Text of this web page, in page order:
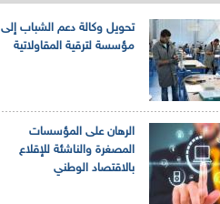
تحويل وكالة دعم الشباب إلى
مؤسسة لترقية المقاولاتية
الرهان على المؤسسات
المصغرة والناشئة للإقلاع
بالاقتصاد الوطني